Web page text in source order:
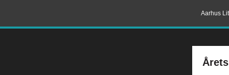
Aarhus